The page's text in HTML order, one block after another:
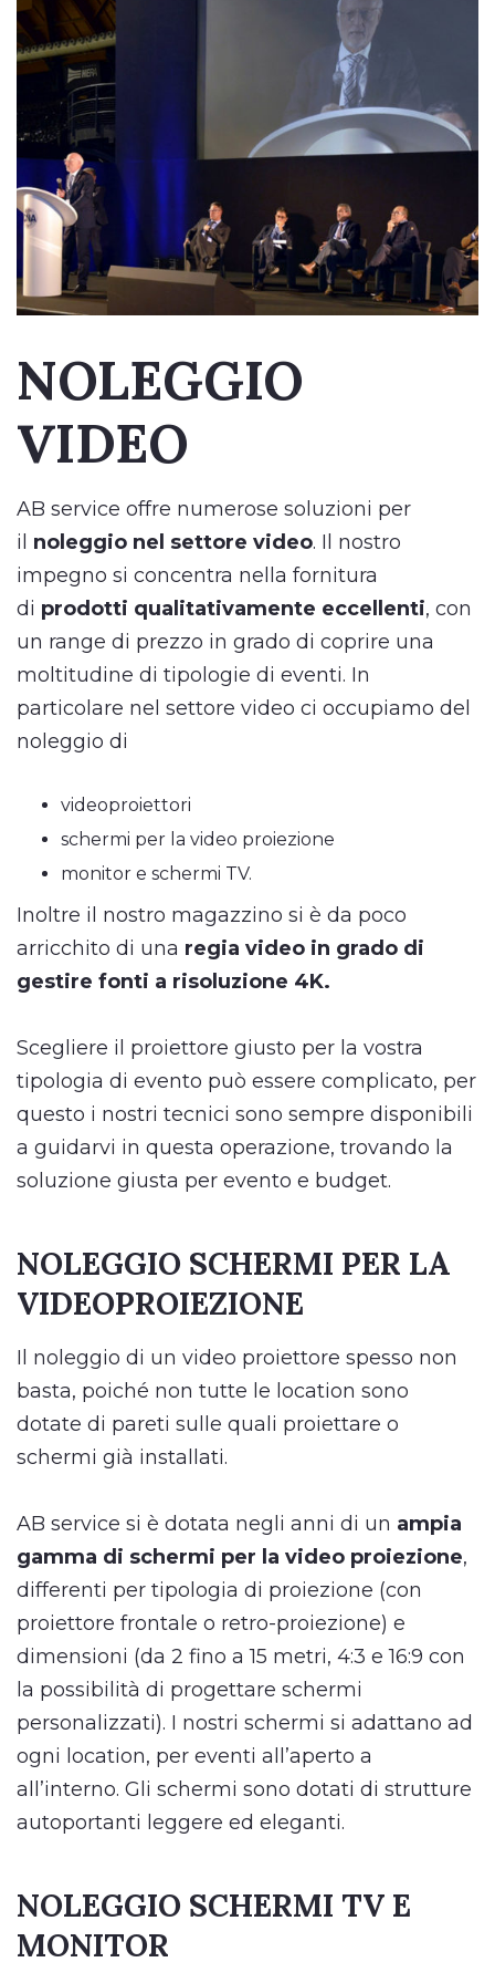
NOLEGGIO
VIDEO
AB service offre numerose soluzioni per
il noleggio nel settore video. Il nostro
impegno si concentra nella fornitura
di prodotti qualitativamente eccellenti, con
un range di prezzo in grado di coprire una
moltitudine di tipologie di eventi. In
particolare nel settore video ci occupiamo del
noleggio di
videoproiettori
schermi per la video proiezione
monitor e schermi TV.
Inoltre il nostro magazzino si è da poco
arricchito di una regia video in grado di
gestire fonti a risoluzione 4K.
Scegliere il proiettore giusto per la vostra
tipologia di evento può essere complicato, per
questo i nostri tecnici sono sempre disponibili
a guidarvi in questa operazione, trovando la
soluzione giusta per evento e budget.
NOLEGGIO SCHERMI PER LA
VIDEOPROIEZIONE
Il noleggio di un video proiettore spesso non
basta, poiché non tutte le location sono
dotate di pareti sulle quali proiettare o
schermi già installati.
AB service si è dotata negli anni di un ampia
gamma di schermi per la video proiezione,
differenti per tipologia di proiezione (con
proiettore frontale o retro-proiezione) e
dimensioni (da 2 fino a 15 metri, 4:3 e 16:9 con
la possibilità di progettare schermi
personalizzati). I nostri schermi si adattano ad
ogni location, per eventi all’aperto a
all’interno. Gli schermi sono dotati di strutture
autoportanti leggere ed eleganti.
NOLEGGIO SCHERMI TV E
MONITOR